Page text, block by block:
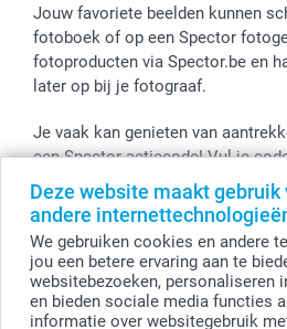
Deze website maakt gebruik
andere
We gebruiken cookies en andere
jou een betere ervaring aan te
websitebezoeken, personaliseren
en bieden sociale media functies
informatie over websitegebruik
Jouw favoriete beelden kunnen
fotoboek of op een Spector
fotoproducten via Spector.be en
later op bij je fotograaf.
Je vaak kan genieten van
een Spector actiecode! Vul je
winkelmandje en de korting wordt
© smartphoto group. Alle rechten
smartphoto group NV.
Alle prijzen zijn in EURO (€) inclusief